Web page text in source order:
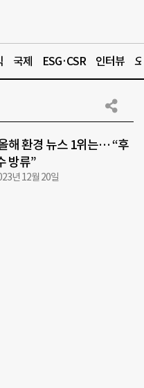
국제 ESG·CSR 인터뷰
해 환경 뉴스 1위는… “후
방류”
년 12월 20일